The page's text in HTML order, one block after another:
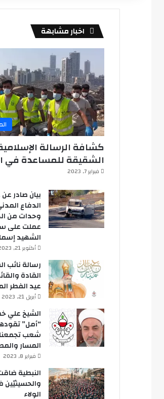
اخبار مشابهة
كشافة الرسالة
الشقيقة للمساعدة في
فبراير 7, 2023
بيان صادر
الدفاع
وحدات من
عملت على
الشهيد
أكتوبر 21, 2023
رسالة نائب
القادة
عيد الفطر
أبريل 21, 2023
الشيخ علي
“أمل”
شعب
المسار
فبراير 8, 2023
النبطية
الولاء